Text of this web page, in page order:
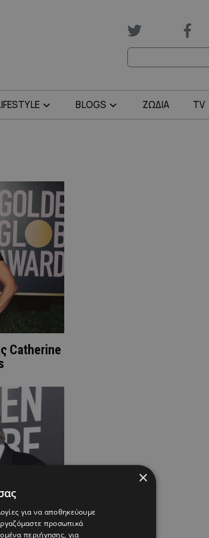
BLOGS ΖΩΔΙΑ TV
Catherine
×
για να αποθηκεύουμε
προσωπικά
περιήγησης, για